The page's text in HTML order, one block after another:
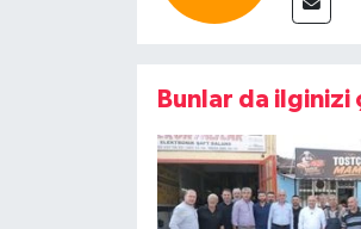
Bunlar da ilginizi